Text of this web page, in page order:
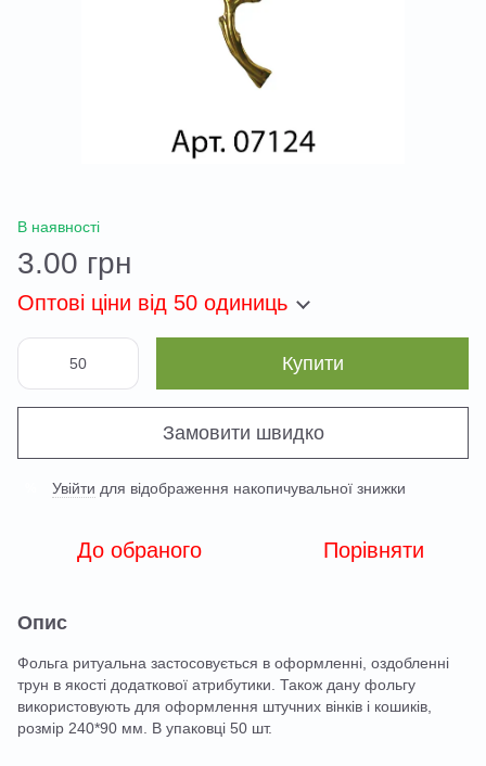
В наявності
3.00 грн
Оптові ціни від 50 одиниць
Купити
Замовити швидко
Увійти для відображення накопичувальної знижки
До обраного Порівняти
Опис
Фольга ритуальна застосовується в оформленні, оздобленні
трун в якості додаткової атрибутики. Також дану фольгу
використовують для оформлення штучних вінків і кошиків,
розмір 240*90 мм. В упаковці 50 шт.